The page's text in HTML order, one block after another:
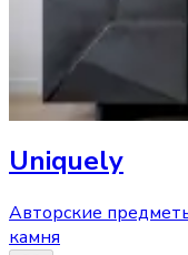
Uniquely
Авторские
камня